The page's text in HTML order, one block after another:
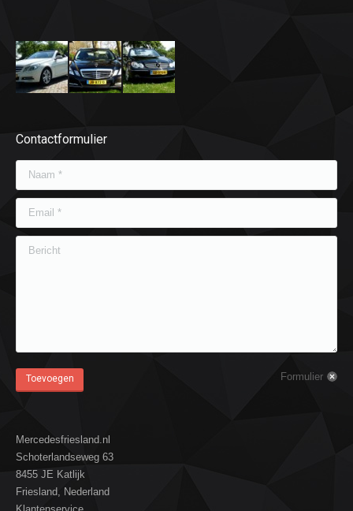
Contactformulier
Naam *
Email *
Bericht
Toevoegen Formulier
Mercedesfriesland.nl
Schoterlandseweg 63
8455 JE Katlijk
Friesland, Nederland